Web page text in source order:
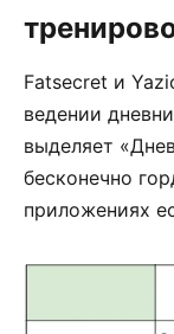
Fatsecret и
ведении
выделяет
бесконечно
приложениях